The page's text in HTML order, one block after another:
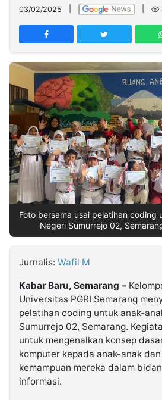
PT
TREETAN
MULTIMEDIA
INDONESIA
Partner
Insight
NTB
Suara
Time
Lens
IDN
Daily
Jogja
Jalan
Rakyat
Idealita
News
Kita
Notice
Dinamikapost.com
Radar
Baru
Seedbacklink
Follow
Kabarbaru
Kabarbaru.co
2026
03/02/2025
Foto bersama usai pelatihan coding
Negeri Sumurrejo 02,
Jurnalis: Wafil M
Kabar Baru, Semarang –
Universitas PGRI Semarang
pelatihan coding untuk anak-
Sumurrejo 02, Semarang.
untuk mengenalkan konsep
komputer kepada anak-anak
kemampuan mereka dalam
informasi.